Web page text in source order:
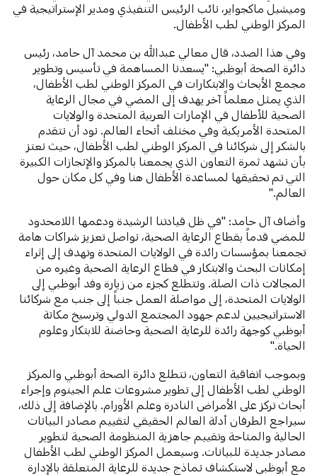
وميشيل ماكجواير، نائب الرئيس التنفيذي ومدير الإستراتيجية في
المركز الوطني لطب الأطفال.
وفي هذا الصدد، قال معالي عبدالله بن محمد آل حامد، رئيس
دائرة الصحة أبوظبي: "يسعدنا المساهمة في تأسيس وتطوير
مجمع الأبحاث والابتكارات في المركز الوطني لطب الأطفال،
الذي يمثل معلماً آخر يهدف إلى المضي في مجال الرعاية
الصحية للأطفال في الإمارات العربية المتحدة والولايات
المتحدة الأمريكية وفي مختلف أنحاء العالم. نود أن نتقدم
بالشكر إلى شركائنا في المركز الوطني لطب الأطفال، حيث نعتز
بأن نشهد ثمرة التعاون الذي يجمعنا بالمركز والإنجازات الكبيرة
التي تم تحقيقها لمساعدة الأطفال هنا وفي كل مكان حول
العالم."
وأضاف آل حامد: "في ظل قيادتنا الرشيدة ودعمها اللامحدود
للمضي قدماً بقطاع الرعاية الصحية، نواصل تعزيز شراكات هامة
تجمعنا بمؤسسات رائدة في الولايات المتحدة وتهدف إلى إثراء
إمكانات البحث والابتكار في قطاع الرعاية الصحية وغيره من
المجالات ذات الصلة. ونتطلع كجزء من زيارة وفد أبوظبي إلى
الولايات المتحدة، إلى مواصلة العمل جنباً إلى جنب مع شركائنا
الاستراتيجيين لدعم جهود المجتمع الدولي وترسيخ مكانة
أبوظبي كوجهة رائدة للرعاية الصحية وحاضنة للابتكار وعلوم
الحياة."
وبموجب اتفاقية التعاون، تتطلع دائرة الصحة أبوظبي والمركز
الوطني لطب الأطفال إلى تطوير مشروعات علم الجينوم وإجراء
أبحاث تركز على الأمراض النادرة وعلم الأورام. بالإضافة إلى ذلك،
سيراجع الطرفان أدلة العالم الحقيقي لتقييم مصادر البيانات
الحالية والمتاحة وتقييم جاهزية المنظومة الصحية لتطوير
مصادر جديدة للبيانات. وسيعمل المركز الوطني لطب الأطفال
مع أبوظبي لاستكشاف نماذج جديدة للرعاية المتعلقة بالإدارة